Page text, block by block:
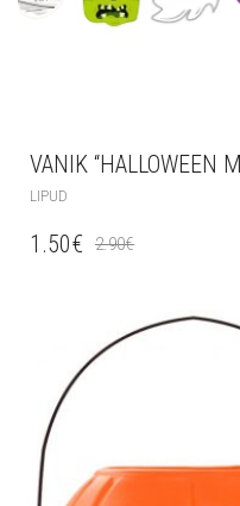
VANIK “HALLOWEEN
LIPUD
2.90€
1.50€